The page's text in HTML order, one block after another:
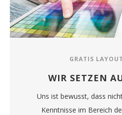
GRATIS
WIR SETZEN
Uns ist bewusst, dass
Kenntnisse im Bereich